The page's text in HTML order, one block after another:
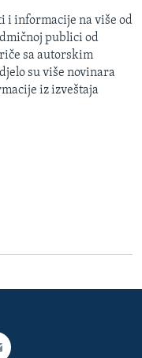
i informacije na više od
publici od
sa autorskim
su više novinara
iz izveštaja